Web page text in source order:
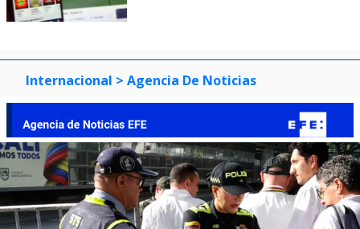
Internacional > Agencia De Noticias